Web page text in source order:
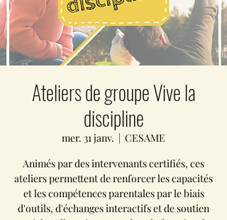
Ateliers de groupe Vive la
discipline
mer. 31 janv.
  |
CESAME
Animés par des intervenants certifiés, ces
ateliers permettent de renforcer les capacités
et les compétences parentales par le biais
d'outils, d'échanges interactifs et de soutien